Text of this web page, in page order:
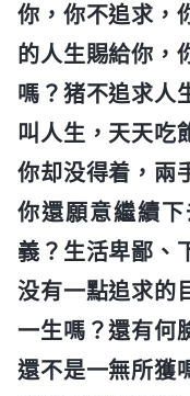
你，你不追求，
的人生賜給你，
嗎？猪不追求人
叫人生，天天吃
你却没得着，兩
你還願意繼續
義？生活卑鄙、
没有一點追求的
一生嗎？還有何
還不是一無所獲